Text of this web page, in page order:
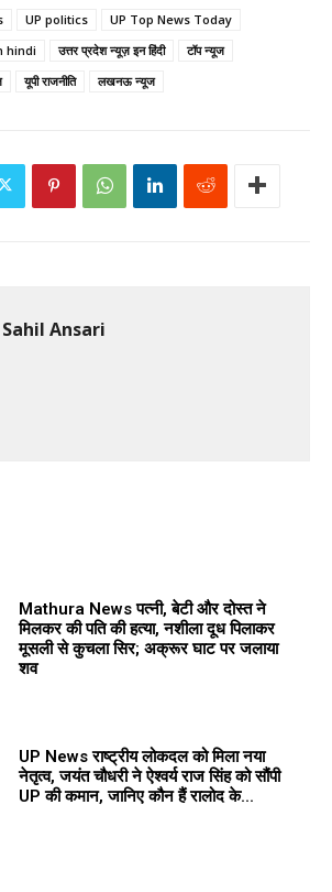
UP politics
UP Top News Today
hindi
उत्तर प्रदेश न्यूज़ इन हिंदी
टॉप न्यूज
यूपी राजनीति लखनऊ न्यूज
Sahil Ansari
Mathura News पत्नी, बेटी और दोस्त ने
मिलकर की पति की हत्या, नशीला दूध पिलाकर
मूसली से कुचला सिर; अक्रूर घाट पर जलाया
शव
UP News राष्ट्रीय लोकदल को मिला नया
नेतृत्व, जयंत चौधरी ने ऐश्वर्य राज सिंह को सौंपी
UP की कमान, जानिए कौन हैं रालोद के...